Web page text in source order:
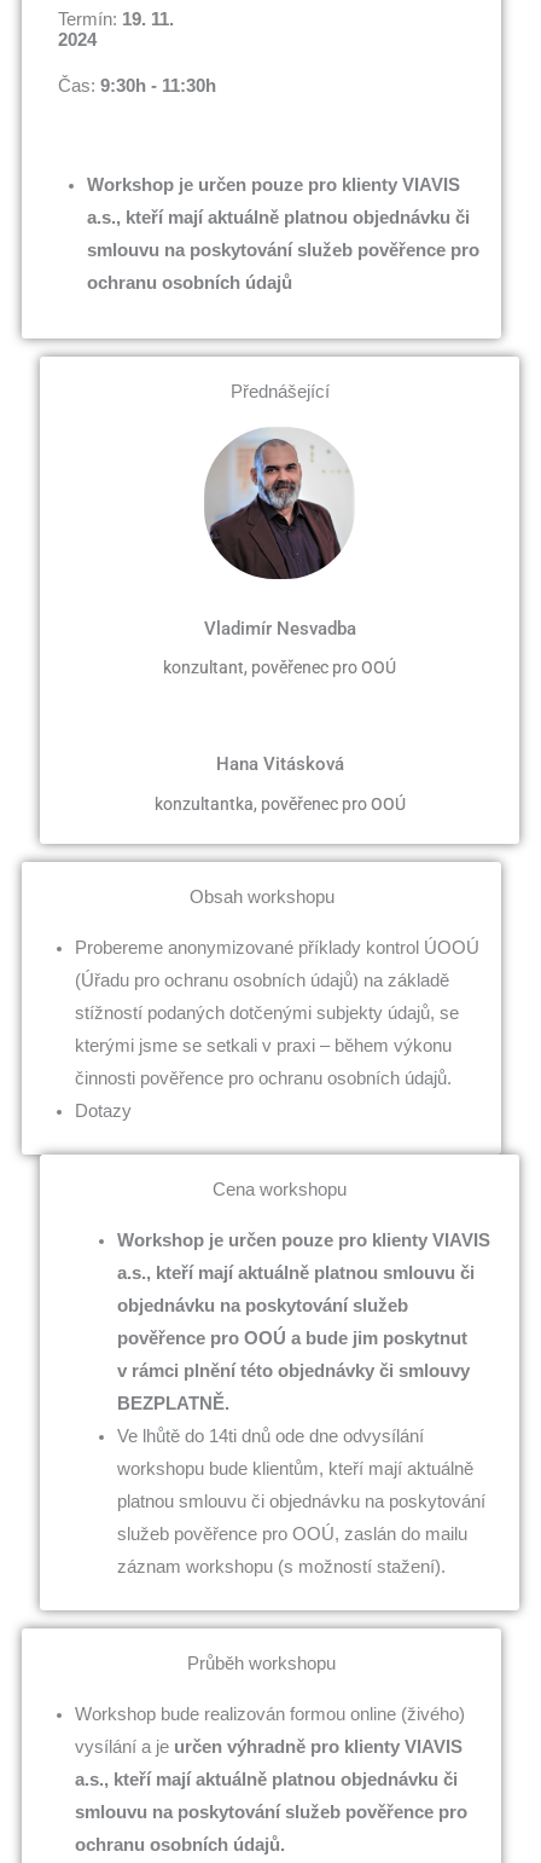
Termín: 19. 11.
2024
Čas: 9:30h - 11:30h
Workshop je určen pouze pro klienty VIAVIS
a.s., kteří mají aktuálně platnou objednávku či
smlouvu na poskytování služeb pověřence pro
ochranu osobních údajů
Přednášející
Vladimír Nesvadba
konzultant, pověřenec pro OOÚ
Hana Vitásková
konzultantka, pověřenec pro OOÚ
Obsah workshopu
Probereme anonymizované příklady kontrol ÚOOÚ
(Úřadu pro ochranu osobních údajů) na základě
stížností podaných dotčenými subjekty údajů, se
kterými jsme se setkali v praxi – během výkonu
činnosti pověřence pro ochranu osobních údajů.
Dotazy
Cena workshopu
Workshop je určen pouze pro klienty VIAVIS
a.s., kteří mají aktuálně platnou smlouvu či
objednávku na poskytování služeb
pověřence pro OOÚ a bude jim poskytnut
v rámci plnění této objednávky či smlouvy
BEZPLATNĚ.
Ve lhůtě do 14ti dnů ode dne odvysílání
workshopu bude klientům, kteří mají aktuálně
platnou smlouvu či objednávku na poskytování
služeb pověřence pro OOÚ, zaslán do mailu
záznam workshopu (s možností stažení).
Průběh workshopu
Workshop bude realizován formou online (živého)
vysílání a je určen výhradně pro klienty VIAVIS
a.s., kteří mají aktuálně platnou objednávku či
smlouvu na poskytování služeb pověřence pro
ochranu osobních údajů.